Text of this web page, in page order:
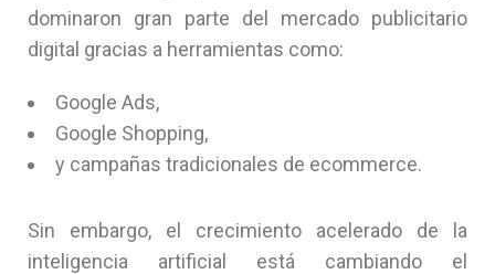
dominaron gran parte del mercado publicitario
digital gracias a herramientas como:
Google Ads,
Google Shopping,
y campañas tradicionales de ecommerce.
Sin embargo, el crecimiento acelerado de la
inteligencia artificial está cambiando el